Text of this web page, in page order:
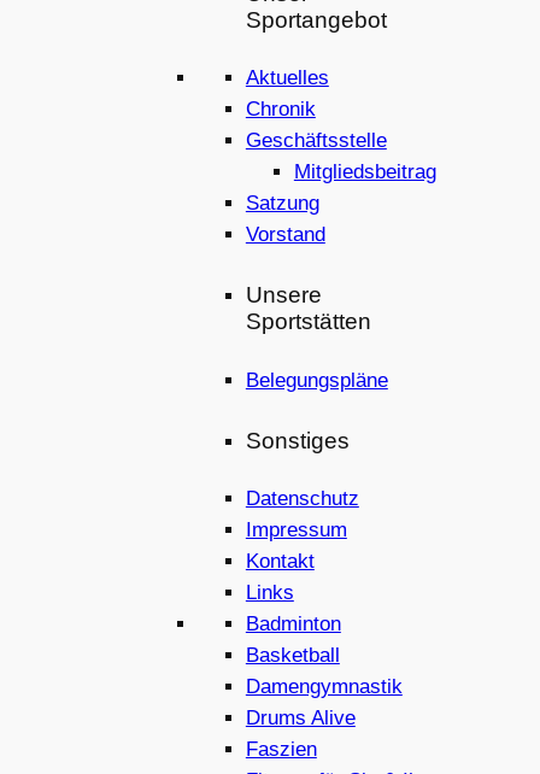
Sportangebot
Aktuelles
Chronik
Geschäftsstelle
Mitgliedsbeitrag
Satzung
Vorstand
Unsere
Sportstätten
Belegungspläne
Sonstiges
Datenschutz
Impressum
Kontakt
Links
Badminton
Basketball
Damengymnastik
Drums Alive
Faszien